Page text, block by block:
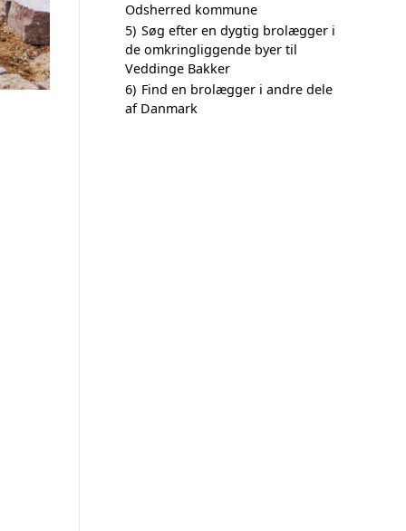
Odsherred kommune
5) Søg efter en dygtig brolægger i
de omkringliggende byer til
Veddinge Bakker
6) Find en brolægger i andre dele
af Danmark